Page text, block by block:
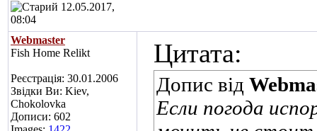
12.05.2017,
08:04
Webmaster
Fish Home Relikt
Реєстрація: 30.01.2006
Звідки Ви: Kiev,
Chokolovka
Дописи: 602
Цитата:
Допис від
Если погода